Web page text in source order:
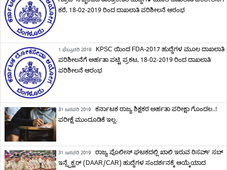
ಕರೆ, 18-02-2019 ರಿಂದ ದಾಖಲಾತಿ ಪರಿಶೀಲನೆ ಆರಂಭ
1 ಫೆಬ್ರುವರಿ 2019
KPSC ಯಿಂದ FDA-2017 ಹುದ್ದೆಗಳ ಮೂಲ ದಾಖಲಾತಿ
ಪರಿಶೀಲನೆಗೆ ಅರ್ಹತಾ ಪಟ್ಟಿ ಪ್ರಕಟ, 18-02-2019 ರಿಂದ ದಾಖಲಾತಿ
ಪರಿಶೀಲನೆ ಆರಂಭ
31 ಜನವರಿ 2019
ಕರ್ನಾಟಕ ರಾಜ್ಯ ಶಿಕ್ಷಕರ ಅರ್ಹತಾ ಪರೀಕ್ಷಾ ಗೊಂದಲ..!
ಪರೀಕ್ಷೆ ಮುಂದೂಡಿಕೆ ಇಲ್ಲ.
31 ಜನವರಿ 2019
ರಾಜ್ಯ ಪೊಲೀಸ್ ಘಟಕದಲ್ಲಿ ಖಾಲಿ ಇರುವ ರಿಸರ್ವ್ ಸಬ್
ಇನ್ಸ್ಪೆಕ್ಟರ್ (DAAR/CAR) ಹುದ್ದೆಗಳ ಸಂದರ್ಶನಕ್ಕೆ ಆಯ್ಕೆಯಾದ